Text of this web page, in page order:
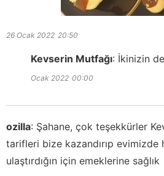
26 Ocak 2022 20:50
Kevserin Mutfağı: İkinizin
Ocak 2022 00:00
ozilla: Şahane, çok teşekkürler
tarifleri bize kazandırıp evimizde
ulaştırdığın için emeklerine sağlık